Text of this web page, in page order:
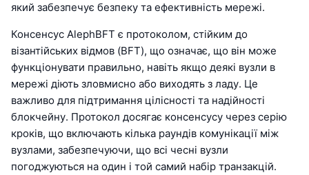
який забезпечує безпеку та ефективність мережі.
Консенсус AlephBFT є протоколом, стійким до
візантійських відмов (BFT), що означає, що він може
функціонувати правильно, навіть якщо деякі вузли в
мережі діють зловмисно або виходять з ладу. Це
важливо для підтримання цілісності та надійності
блокчейну. Протокол досягає консенсусу через серію
кроків, що включають кілька раундів комунікації між
вузлами, забезпечуючи, що всі чесні вузли
погоджуються на один і той самий набір транзакцій.